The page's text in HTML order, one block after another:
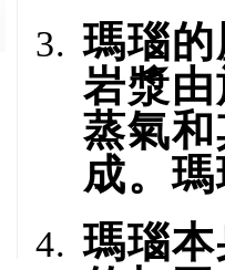
瑪瑙
岩漿
蒸氣
成。
瑪瑙